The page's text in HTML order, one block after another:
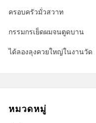
ครอบครัวมั่วสวาท
กรรมกรเย็ดผมจนตูดบาน
ได้ลองลุงควยใหญ่ในงานวัด
หมวดหมู่